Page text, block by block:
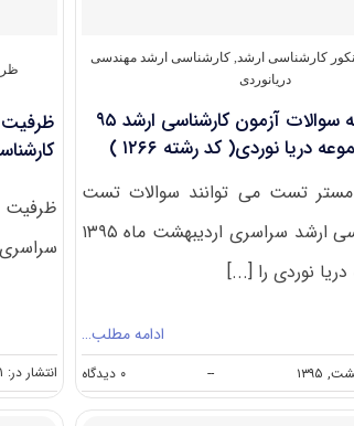
کارشناسی ارشد, کارشناسی ارشد مهندسی
دریانوردی
دانلود دفترچه سوالات آزمون کارشناسی ارشد ۹۵
دریا نوردی( کد رشته ۱۲۶۶ )
مستر تست می توانند سوالات تست
آزمون کارشناسی ارشد سراسری اردیبهشت ماه ۱۳۹۵
نوردی را [...]
ادامه مطلب…
-- ۰ دیدگاه
دانلود
دفترچه
کارشناسی
انتشار در: ۱ بهمن, ۱۳۹۴